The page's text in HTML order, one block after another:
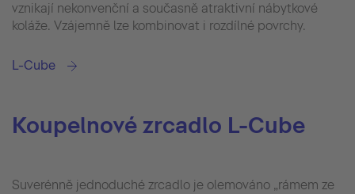
vznikají nekonvenční a současně atraktivní nábytkové
koláže. Vzájemně lze kombinovat i rozdílné povrchy.
L-Cube
Koupelnové zrcadlo L-Cube
Suverénně jednoduché zrcadlo je olemováno „rámem ze